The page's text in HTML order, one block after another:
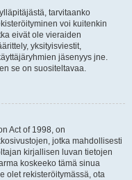
tarvitaanko
voi kuitenkin
eivät ole vieraiden
yksityisviestit,
jäsenyys jne.
se on suositeltavaa.
Act of 1998, on
jotka mahdollisesti
kirjallisen luvan tietojen
koskeeko tämä sinua
olet rekisteröitymässä, ota